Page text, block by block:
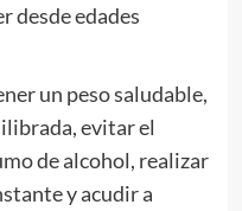
desde edades
un peso saludable,
evitar el
de alcohol, realizar
y acudir a